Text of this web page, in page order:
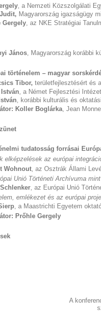
, a Nemzeti Közszolgálati
Magyarország igazságügy
Gergely, az NKE Stratégiai
János, Magyarország korábbi
történelem – magyar
Tibor, területfejlesztésért és
, a Német Fejlesztési
, korábbi kulturális és
Koller Boglárka, Jean
tudatosság forrásai
elképzelések az európai
Wohnout, az Osztrák Állami
Unió Történeti Archívuma
, az Európai Unió
emlékezet és az európai
, a Maastrichti Egyetem
Prőhle Gergely
A